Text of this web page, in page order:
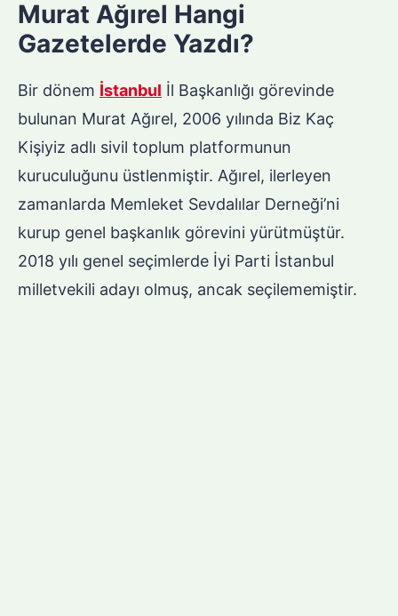
Murat Ağırel Hangi
Gazetelerde Yazdı?
Bir dönem İstanbul İl Başkanlığı görevinde
bulunan Murat Ağırel, 2006 yılında Biz Kaç
Kişiyiz adlı sivil toplum platformunun
kuruculuğunu üstlenmiştir. Ağırel, ilerleyen
zamanlarda Memleket Sevdalılar Derneği’ni
kurup genel başkanlık görevini yürütmüştür.
2018 yılı genel seçimlerde İyi Parti İstanbul
milletvekili adayı olmuş, ancak seçilememiştir.